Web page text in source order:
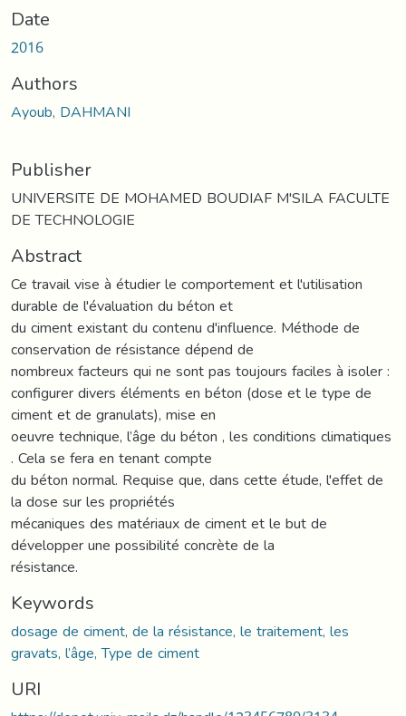
Date
2016
Authors
Ayoub, DAHMANI
Publisher
UNIVERSITE DE MOHAMED BOUDIAF M'SILA FACULTE
DE TECHNOLOGIE
Abstract
Ce travail vise à étudier le comportement et l'utilisation
durable de l'évaluation du béton et
du ciment existant du contenu d'influence. Méthode de
conservation de résistance dépend de
nombreux facteurs qui ne sont pas toujours faciles à isoler :
configurer divers éléments en béton (dose et le type de
ciment et de granulats), mise en
oeuvre technique, l’âge du béton , les conditions climatiques
. Cela se fera en tenant compte
du béton normal. Requise que, dans cette étude, l'effet de
la dose sur les propriétés
mécaniques des matériaux de ciment et le but de
développer une possibilité concrète de la
résistance.
Keywords
dosage de ciment, de la résistance, le traitement, les
gravats, l’âge, Type de ciment
URI